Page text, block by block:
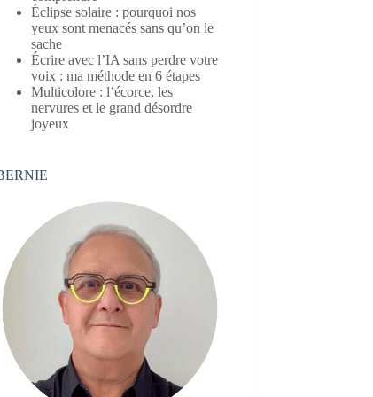
Éclipse solaire : pourquoi nos
yeux sont menacés sans qu’on le
sache
Écrire avec l’IA sans perdre votre
voix : ma méthode en 6 étapes
Multicolore : l’écorce, les
nervures et le grand désordre
joyeux